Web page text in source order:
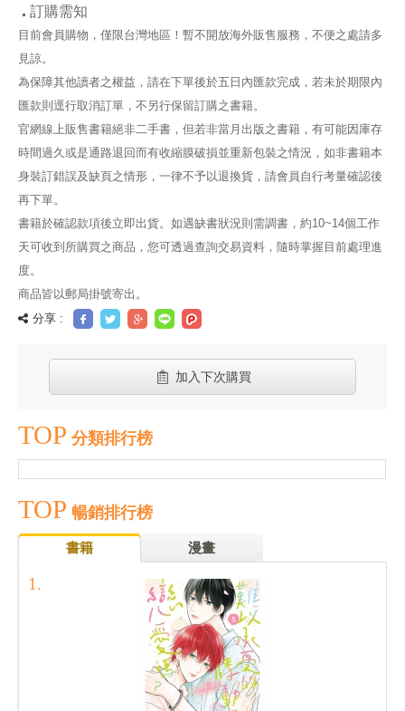
訂購需知
目前會員購物，僅限台灣地區！暫不開放海外販售服務，不便之處請多
見諒。
為保障其他讀者之權益，請在下單後於五日內匯款完成，若未於期限內
匯款則逕行取消訂單，不另行保留訂購之書籍。
官網線上販售書籍絕非二手書，但若非當月出版之書籍，有可能因庫存
時間過久或是通路退回而有收縮膜破損並重新包裝之情況，如非書籍本
身裝訂錯誤及缺頁之情形，一律不予以退換貨，請會員自行考量確認後
再下單。
書籍於確認款項後立即出貨。如遇缺書狀況則需調書，約10~14個工作
天可收到所購買之商品，您可透過查詢交易資料，隨時掌握目前處理進
度。
商品皆以郵局掛號寄出。
分享 :
加入下次購買
TOP 分類排行榜
TOP 暢銷排行榜
書籍 漫畫